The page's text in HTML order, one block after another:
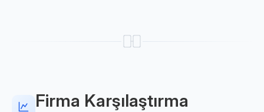
Firma Karşılaştırma